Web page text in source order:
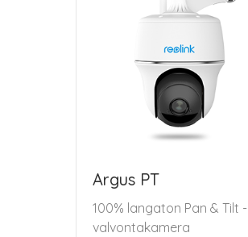
Argus PT
100% langaton Pan & Tilt -
valvontakamera